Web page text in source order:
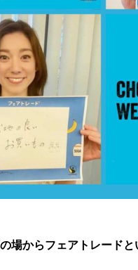
からフェアトレード